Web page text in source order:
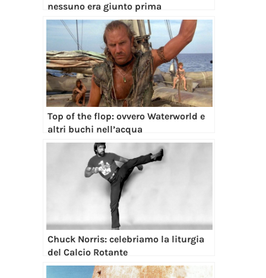
nessuno era giunto prima
Top of the flop: ovvero Waterworld e
altri buchi nell’acqua
Chuck Norris: celebriamo la liturgia
del Calcio Rotante